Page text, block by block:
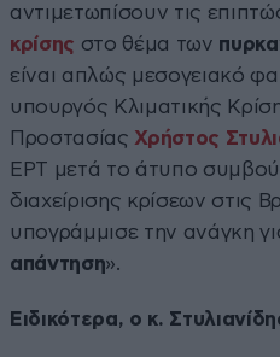
αντιμετωπίσουν τις
κρίσης στο θέμα των
είναι απλώς μεσογειακό
υπουργός Κλιματικής
Προστασίας Χρήστος
ΕΡΤ μετά το άτυπο
διαχείρισης κρίσεων στις
υπογράμμισε την ανάγκη
απάντηση».
Ειδικότερα, ο κ.